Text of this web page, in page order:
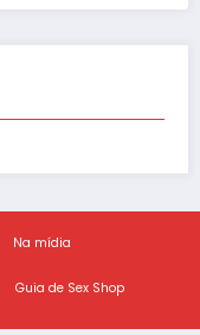
Na mídia
Guia de Sex Shop